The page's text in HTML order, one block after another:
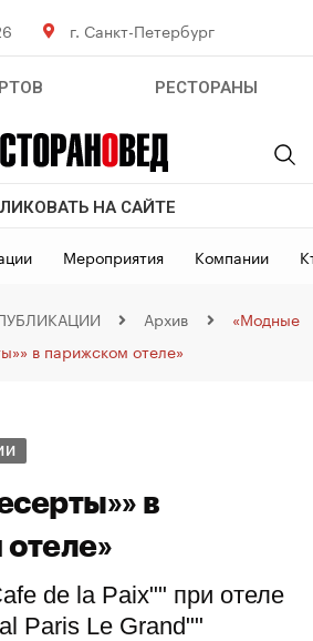
г. Санкт-Петербург
РЕСТОРАНЫ
НА САЙТЕ
Мероприятия Компании
Архив
«Модные
в парижском отеле»
в
de la Paix"" при отеле
Paris Le Grand""